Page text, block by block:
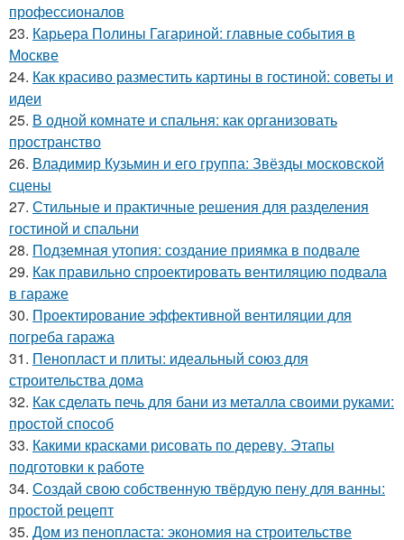
профессионалов
23. Карьера Полины Гагариной: главные события в
Москве
24. Как красиво разместить картины в гостиной: советы и
идеи
25. В одной комнате и спальня: как организовать
пространство
26. Владимир Кузьмин и его группа: Звёзды московской
сцены
27. Стильные и практичные решения для разделения
гостиной и спальни
28. Подземная утопия: создание приямка в подвале
29. Как правильно спроектировать вентиляцию подвала
в гараже
30. Проектирование эффективной вентиляции для
погреба гаража
31. Пенопласт и плиты: идеальный союз для
строительства дома
32. Как сделать печь для бани из металла своими руками:
простой способ
33. Какими красками рисовать по дереву. Этапы
подготовки к работе
34. Создай свою собственную твёрдую пену для ванны:
простой рецепт
35. Дом из пенопласта: экономия на строительстве